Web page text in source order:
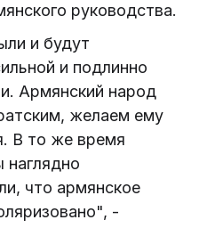
руководства.
и будут
и подлинно
Армянский народ
желаем ему
В то же время
что армянское
-